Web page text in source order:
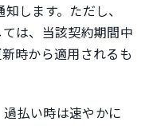
します。ただし、
は、当該契約期間中
時から適用されるも
払い時は速やかに